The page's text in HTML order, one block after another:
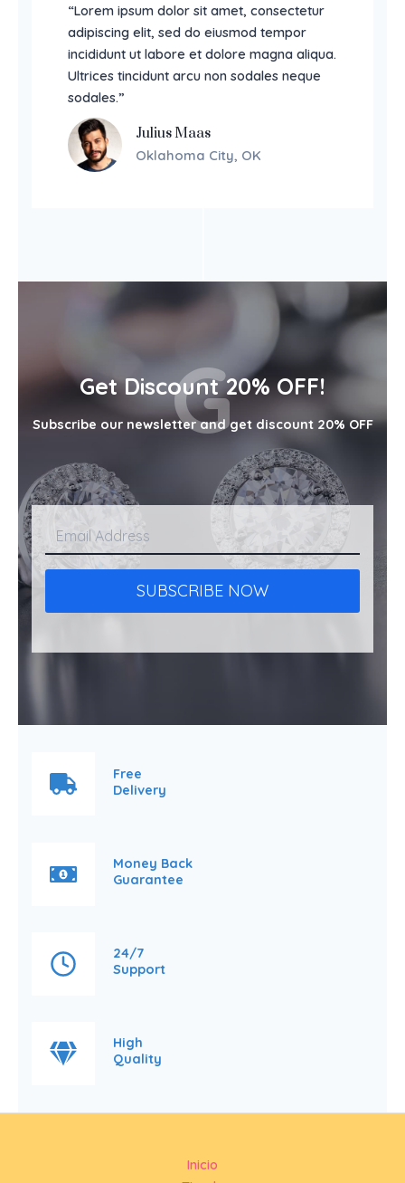
“Lorem ipsum dolor sit amet, consectetur
adipiscing elit, sed do eiusmod tempor
incididunt ut labore et dolore magna aliqua.
Ultrices tincidunt arcu non sodales neque
sodales.”
Julius Maas
Oklahoma City, OK
G
Get Discount 20% OFF!
Subscribe our newsletter and get discount 20% OFF
SUBSCRIBE NOW
Free
Delivery
Money Back
Guarantee
24/7
Support
High
Quality
Inicio